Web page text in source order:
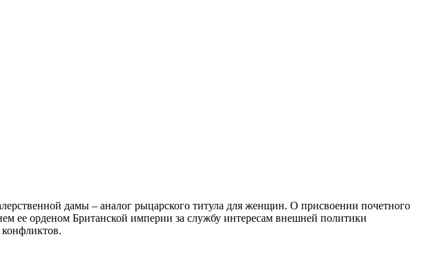
дамы – аналог рыцарского титула для женщин. О присвоении почетного
ее орденом Британской империи за службу интересам внешней политики